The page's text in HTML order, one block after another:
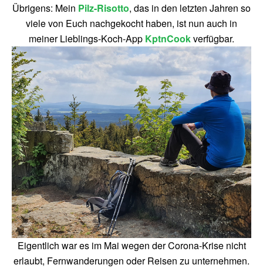
Übrigens: Mein Pilz-Risotto, das in den letzten Jahren so
viele von Euch nachgekocht haben, ist nun auch in
meiner Lieblings-Koch-App KptnCookverfügbar.
Eigentlich war es im Mai wegen der Corona-Krise nicht
erlaubt, Fernwanderungen oder Reisen zu unternehmen.